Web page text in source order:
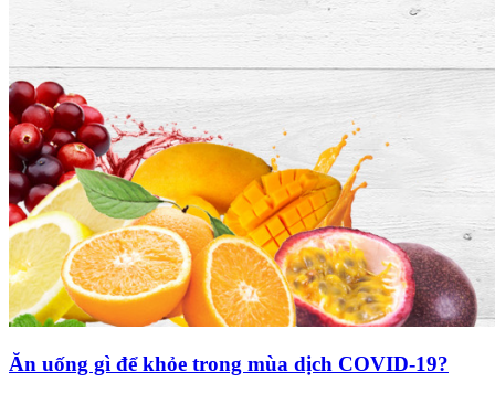
Ăn uống gì để khỏe trong mùa dịch COVID-19?